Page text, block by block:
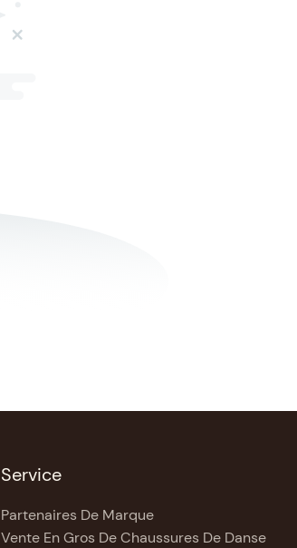
Service
Partenaires De Marque
Vente En Gros De Chaussures De Danse